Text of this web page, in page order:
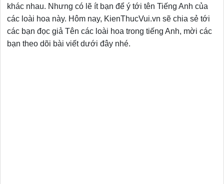
khác nhau. Nhưng có lẽ ít bạn để ý tới tên Tiếng Anh của
các loài hoa này. Hôm nay, KienThucVui.vn sẽ chia sẻ tới
các bạn đọc giả Tên các loài hoa trong tiếng Anh, mời các
bạn theo dõi bài viết dưới đây nhé.